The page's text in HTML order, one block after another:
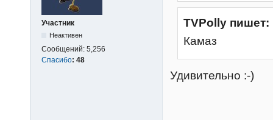
Участник
Неактивен
Сообщений: 5,256
Спасибо: 48
TVPolly пишет:
Камаз
Удивительно :-)